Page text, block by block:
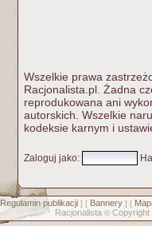
Wszelkie prawa
Racjonalista.pl. Żadna
reprodukowana ani
autorskich. Wszelkie
kodeksie karnym i
Zaloguj jako:
Regulamin publikacji] [ Bannery] [
Racjonalista © Copyright